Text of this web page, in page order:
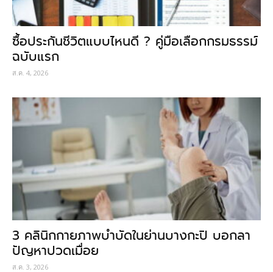
ซื้อประกันชีวิตแบบไหนดี ? คู่มือเลือกกรมธรรม์
ฉบับแรก
ส.ค. 4, 2026
3 คลินิกกายภาพบำบัดในย่านบางกะปิ บอกลา
ปัญหาปวดเมื่อย
ส.ค. 3, 2026